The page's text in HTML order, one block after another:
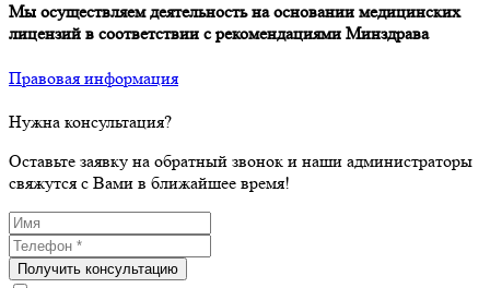
Мы осуществляем деятельность на основании медицинских
лицензий в соответствии с рекомендациями Минздрава
Правовая информация
Нужна консультация?
Оставьте заявку на обратный звонок и наши администраторы
свяжутся с Вами в ближайшее время!
Получить консультацию